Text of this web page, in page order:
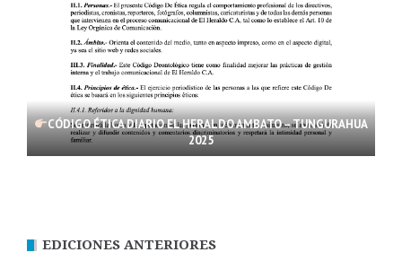
CÓDIGO ÉTICA DIARIO EL HERALDO AMBATO – TUNGURAHUA
2025
EDICIONES ANTERIORES